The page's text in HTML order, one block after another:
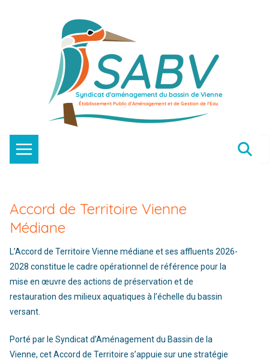
Accord de Territoire Vienne
Médiane
L’Accord de Territoire Vienne médiane et ses affluents 2026-
2028 constitue le cadre opérationnel de référence pour la
mise en œuvre des actions de préservation et de
restauration des milieux aquatiques à l’échelle du bassin
versant.
Porté par le Syndicat d’Aménagement du Bassin de la
Vienne, cet Accord de Territoire s’appuie sur une stratégie